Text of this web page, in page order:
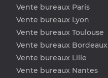
Vente bureaux Paris
Vente bureaux Lyon
Vente bureaux Toulouse
Vente bureaux Bordeaux
Vente bureaux Lille
Vente bureaux Nantes